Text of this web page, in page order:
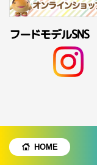
フードモデルSNS
HOME